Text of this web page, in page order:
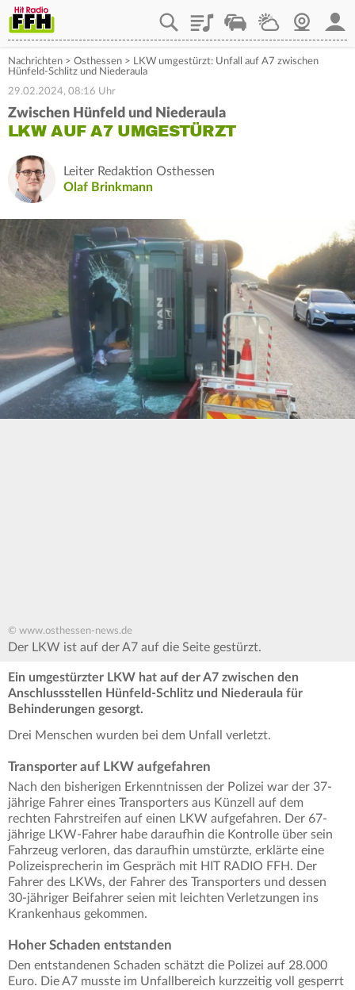
PlaylistStaupilotWetterWebcam
Nachrichten > Osthessen > LKW umgestürzt: Unfall auf A7 zwischen
Hünfeld-Schlitz und Niederaula
29.02.2024, 08:16 Uhr
Zwischen Hünfeld und Niederaula
LKW AUF A7 UMGESTÜRZT
Leiter Redaktion Osthessen
Olaf Brinkmann
© www.osthessen-news.de
Der LKW ist auf der A7 auf die Seite gestürzt.
Ein umgestürzter LKW hat auf der A7 zwischen den
Anschlussstellen Hünfeld-Schlitz und Niederaula für
Behinderungen gesorgt.
Drei Menschen wurden bei dem Unfall verletzt.
Transporter auf LKW aufgefahren
Nach den bisherigen Erkenntnissen der Polizei war der 37-
jährige Fahrer eines Transporters aus Künzell auf dem
rechten Fahrstreifen auf einen LKW aufgefahren. Der 67-
jährige LKW-Fahrer habe daraufhin die Kontrolle über sein
Fahrzeug verloren, das daraufhin umstürzte, erklärte eine
Polizeisprecherin im Gespräch mit HIT RADIO FFH. Der
Fahrer des LKWs, der Fahrer des Transporters und dessen
30-jähriger Beifahrer seien mit leichten Verletzungen ins
Krankenhaus gekommen.
Hoher Schaden entstanden
Den entstandenen Schaden schätzt die Polizei auf 28.000
Euro. Die A7 musste im Unfallbereich kurzzeitig voll gesperrt